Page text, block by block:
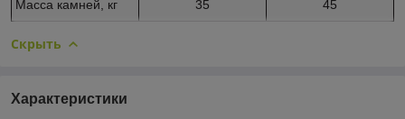
Масса камней, кг 35 45
Скрыть
Характеристики